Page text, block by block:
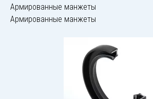
Армированные манжеты
Армированные манжеты